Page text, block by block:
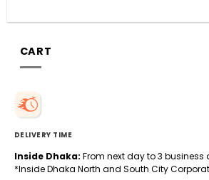
CART
DELIVERY TIME
Inside Dhaka: From next day to 3 business
*Inside Dhaka North and South City